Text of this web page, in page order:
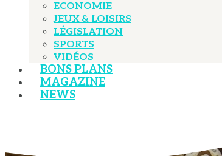
ECONOMIE
JEUX & LOISIRS
LÉGISLATION
SPORTS
VIDÉOS
BONS PLANS
MAGAZINE
NEWS